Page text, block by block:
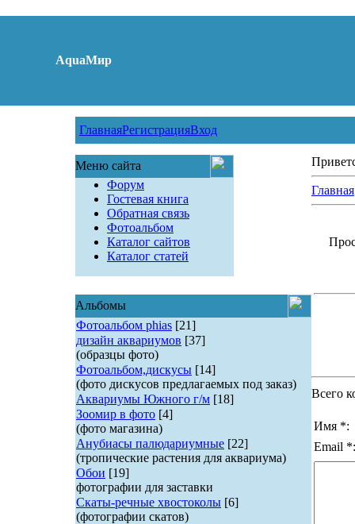
AquaМир
ГлавнаяРегистрацияВход
Меню сайта
Форум
Гостевая книга
Обратная связь
Фотоальбом
Каталог сайтов
Каталог статей
Альбомы
Фотоальбом phias [21]
дизайн аквариумов [37]
(образцы фото)
Фотоальбом,дискусы [14]
(фото дискусов предлагаемых под заказ)
Аквариумы Южного г/м [18]
Зоомир в фото [4]
(фото магазина)
Анубиасы палюдариумные [22]
(тропические растения для аквариума)
Обои [19]
фотографии для заставки
Скаты-речные хвостоколы [6]
(фотографии скатов)
Главная
Всего
Имя *:
Email *: